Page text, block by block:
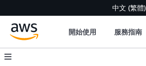
中文 (繁體)
開始使用 服務指南